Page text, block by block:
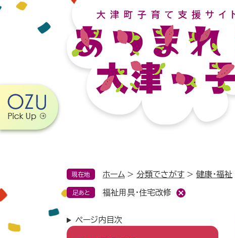
ペ
メ
て
現在地 ホーム > 分類でさがす > 健康・福祉
足あと 福祉用具・住宅改修
ページ内目次